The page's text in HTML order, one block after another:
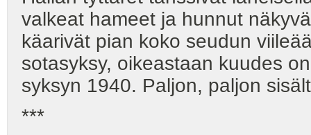
valkeat hameet ja hunnut
käarivät pian koko seudun
sotasyksy, oikeastaan kuudes
syksyn 1940. Paljon, paljon
***